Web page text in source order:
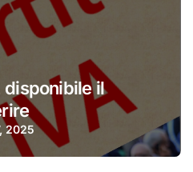
disponibile il
2025